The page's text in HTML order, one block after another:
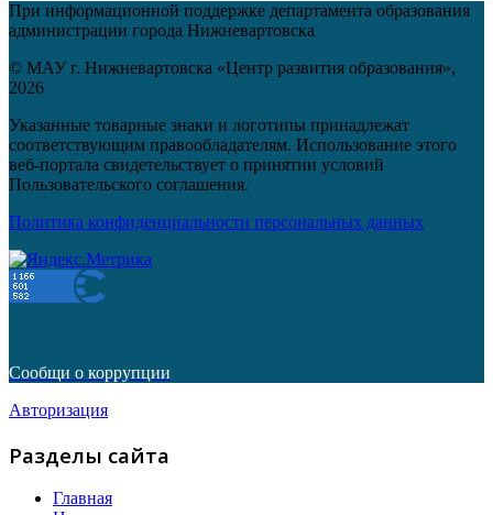
При информационной поддержке департамента образования
администрации города Нижневартовска
© МАУ г. Нижневартовска «Центр развития образования»,
2026
Указанные товарные знаки и логотипы принадлежат
соответствующим правообладателям. Использование этого
веб-портала свидетельствует о принятии условий
Пользовательского соглашения.
Политика конфиденциальности персональных данных
Сообщи о коррупции
Авторизация
Разделы сайта
Главная